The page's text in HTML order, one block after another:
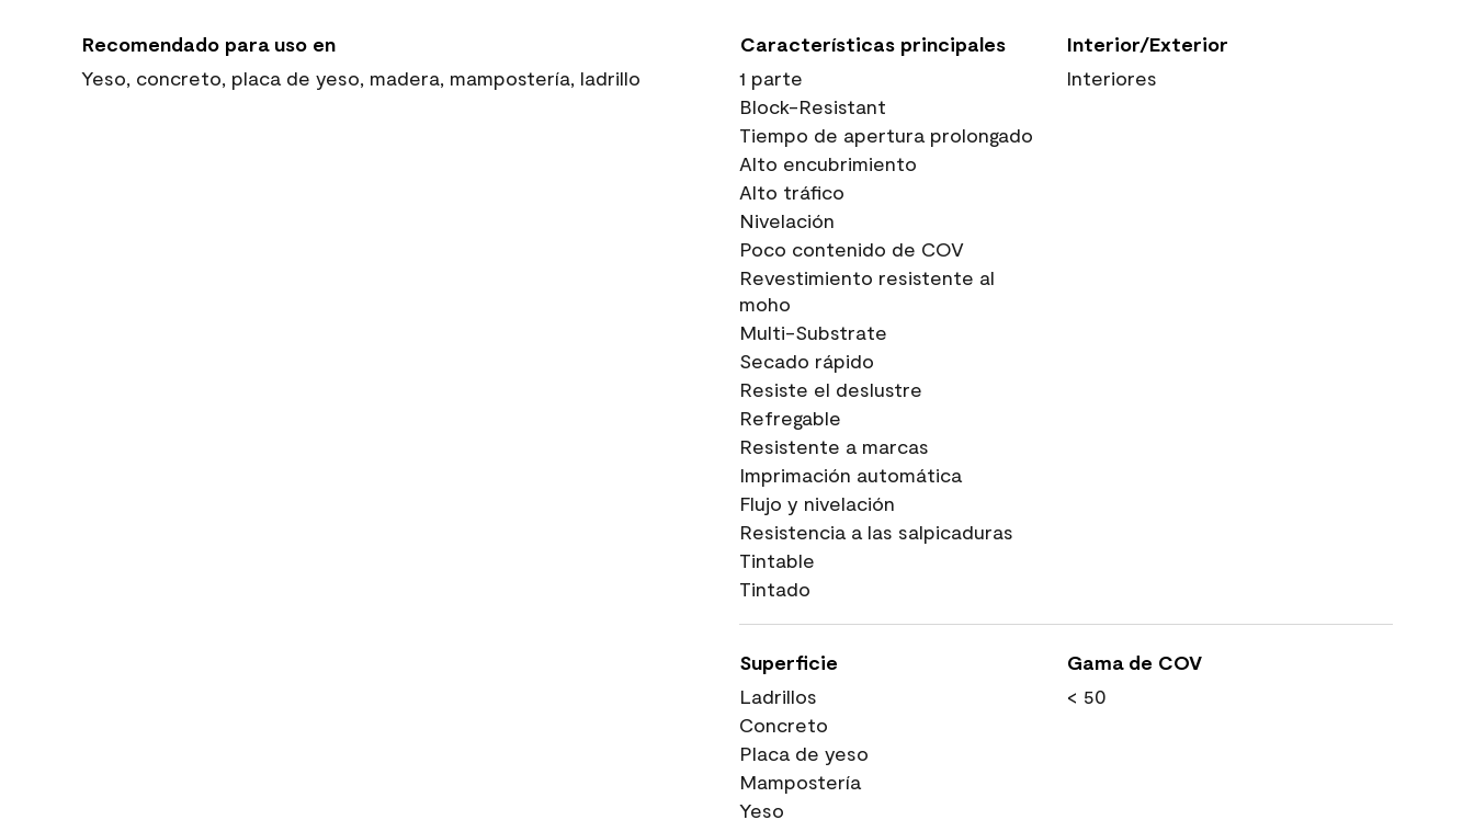
Recomendado para uso en
Yeso, concreto, placa de yeso, madera, mampostería, ladrillo
Características principales
1 parte
Block-Resistant
Tiempo de apertura prolongado
Alto encubrimiento
Alto tráfico
Nivelación
Poco contenido de COV
Revestimiento resistente al
moho
Multi-Substrate
Secado rápido
Resiste el deslustre
Refregable
Resistente a marcas
Imprimación automática
Flujo y nivelación
Resistencia a las salpicaduras
Tintable
Tintado
Interior/Exterior
Interiores
Superficie
Ladrillos
Concreto
Placa de yeso
Mampostería
Yeso
Gama de COV
< 50